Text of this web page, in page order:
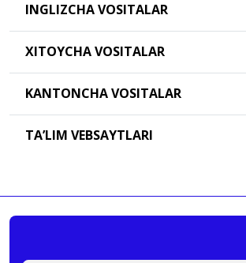
INGLIZCHA VOSITALAR
XITOYCHA VOSITALAR
KANTONCHA VOSITALAR
TAʼLIM VEBSAYTLARI